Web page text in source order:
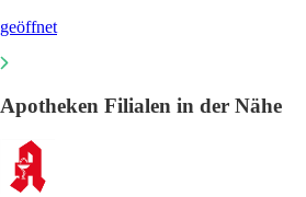
geöffnet
Apotheken Filialen in der Nähe